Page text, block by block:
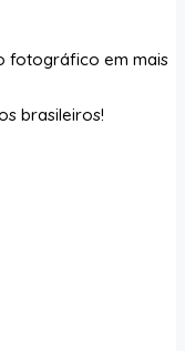
fotográfico em mais
brasileiros!